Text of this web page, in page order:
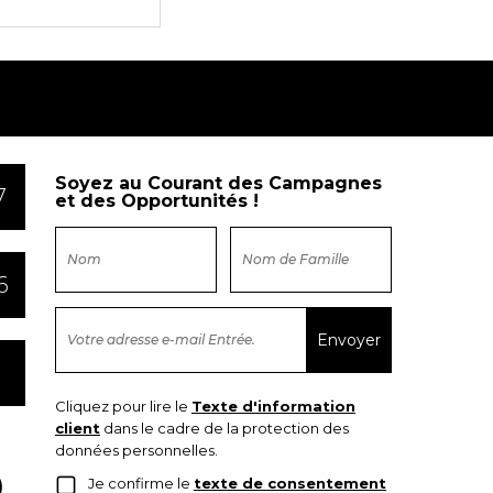
Soyez au Courant des Campagnes
et des Opportunités !
Cliquez pour lire le Texte d'information
clientdans le cadre de la protection des
données personnelles.
Je confirme le texte de consentement